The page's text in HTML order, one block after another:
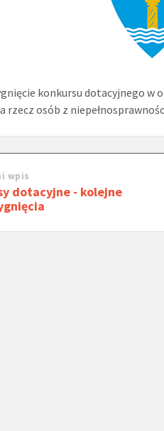
konkursu dotacyjnego w
rzecz osób z
wpis
dotacyjne - kolejne